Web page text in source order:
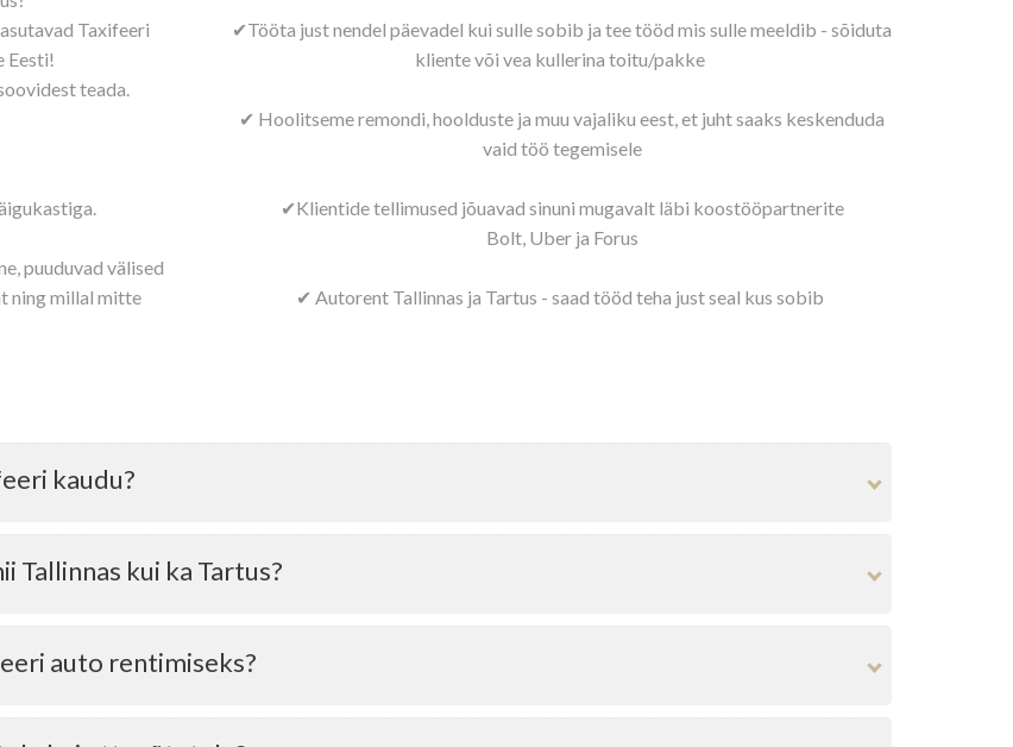
Taxifeeri
Eesti!
teada.
puuduvad välised
ning millal mitte
✔Tööta just nendel päevadel kui sulle sobib ja tee tööd mis sulle meeldib - sõiduta
kliente või vea kullerina toitu/pakke
✔ Hoolitseme remondi, hoolduste ja muu vajaliku eest, et juht saaks keskenduda
vaid töö tegemisele
✔Klientide tellimused jõuavad sinuni mugavalt läbi koostööpartnerite
Bolt, Uber ja Forus
✔ Autorent Tallinnas ja Tartus - saad tööd teha just seal kus sobib
kaudu?
läbisõidupiirang 200 km/päev)
ja Tesla autodel 600 €)
Tallinnas kui ka Tartus?
auto rentimiseks?